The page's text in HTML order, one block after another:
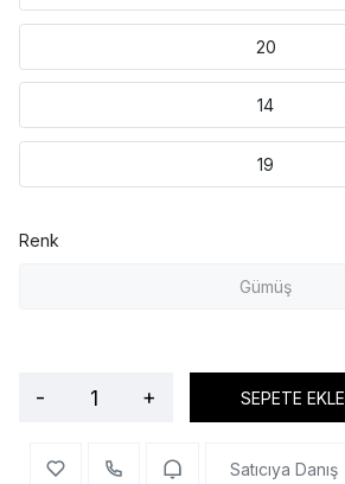
20
14
19
Renk
Gümüş
- + SEPETE EKLE
Satıcıya Danış